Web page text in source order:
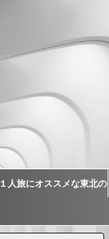
１人旅にオススメな東北の